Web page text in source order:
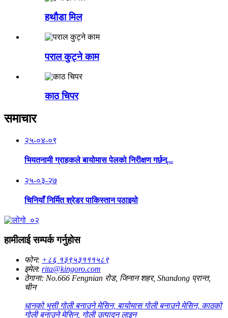
हथौडा मिल
पराल कुट्ने काम
काठ चिपर
समाचार
२५-०४-०९
भियतनामी ग्राहकले बायोमास पेलको निरीक्षण गर्छन्...
२५-०३-२७
चिनियाँ निर्मित श्रेडर पाकिस्तान पठाइयो
हामीलाई सम्पर्क गर्नुहोस
फोन: +८६ १३९५३१११५८९
इमेल: rita@kingoro.com
ठेगाना: No.666 Fengnian रोड, जिनान शहर, Shandong प्रान्त,
चीन
धानको भुसी गोली बनाउने मेसिन, बायोमास गोली बनाउने मेसिन, काठको
गोली बनाउने मेसिन, गोली उत्पादन लाइन